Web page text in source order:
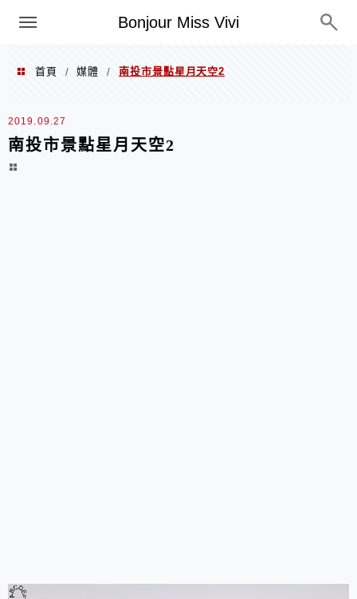
Bonjour Miss Vivi
選單
首頁 / 媒體 / 南投市景點星月天空2
2019.09.27
南投市景點星月天空2